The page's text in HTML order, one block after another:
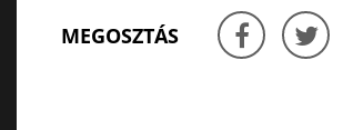
MEGOSZTÁS